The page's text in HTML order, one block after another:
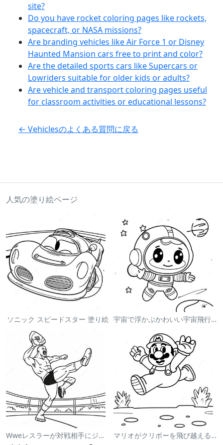
site?
Do you have rocket coloring pages like rockets,
spacecraft, or NASA missions?
Are branding vehicles like Air Force 1 or Disney
Haunted Mansion cars free to print and color?
Are the detailed sports cars like Supercars or
Lowriders suitable for older kids or adults?
Are vehicle and transport coloring pages useful
for classroom activities or educational lessons?
← Vehiclesのよくある質問に戻る
人気の塗り絵ページ
ソニック スピードスター 塗り絵 宇宙で浮かぶかわいい宇宙飛行士 塗り絵
Wweレスラーが対戦相手にジャンプする塗り絵 マリオがクリボーを飛び越える塗り絵